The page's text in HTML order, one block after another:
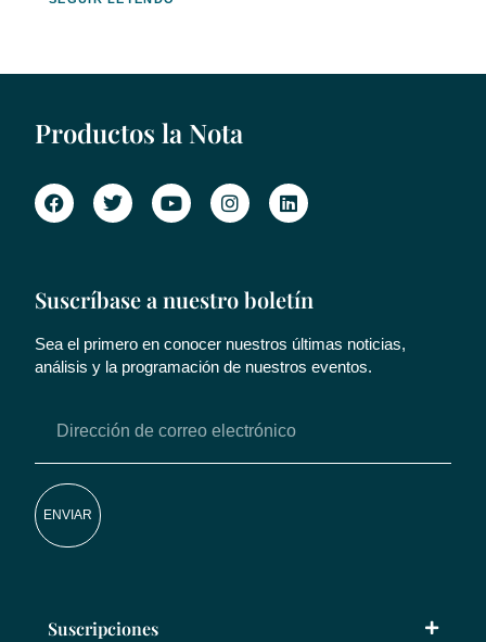
Productos la Nota
Suscríbase a nuestro boletín
Sea el primero en conocer nuestros últimas noticias,
análisis y la programación de nuestros eventos.
ENVIAR
Suscripciones